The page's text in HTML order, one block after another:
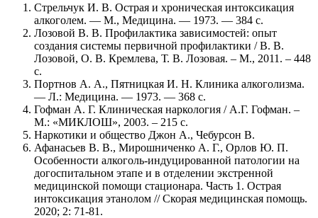
Стрельчук И. В. Острая и хроническая интоксикация
алкоголем. — М., Медицина. — 1973. — 384 с.
Лозовой В. В. Профилактика зависимостей: опыт
создания системы первичной профилактики / В. В.
Лозовой, О. В. Кремлева, Т. В. Лозовая. – М., 2011. – 448
с.
Портнов А. А., Пятницкая И. Н. Клиника алкоголизма.
— Л.: Медицина. — 1973. — 368 с.
Гофман А. Г. Клиническая наркология / А.Г. Гофман. –
М.: «МИКЛОШ», 2003. – 215 с.
Наркотики и общество Джон А., Чебурсон В.
Афанасьев В. В., Мирошниченко А. Г., Орлов Ю. П.
Особенности алкоголь-индуцированной патологии на
догоспитальном этапе и в отделении экстренной
медицинской помощи стационарa. Часть 1. Острая
интоксикация этанолом // Скорая медицинская помощь.
2020; 2: 71-81.